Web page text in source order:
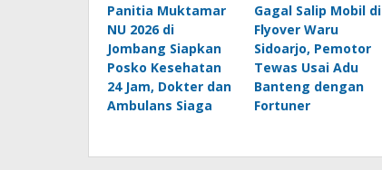
Panitia Muktamar
NU 2026 di
Jombang Siapkan
Posko Kesehatan
24 Jam, Dokter dan
Ambulans Siaga
Gagal Salip Mobil di
Flyover Waru
Sidoarjo, Pemotor
Tewas Usai Adu
Banteng dengan
Fortuner